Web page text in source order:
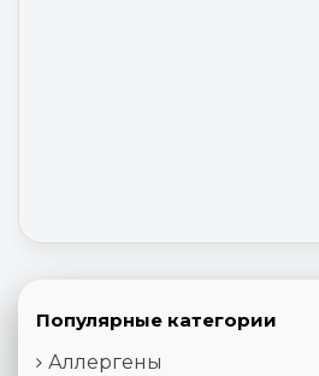
Популярные категории
Аллергены